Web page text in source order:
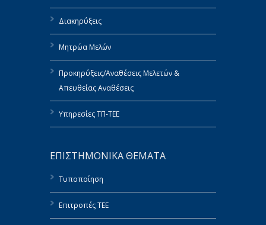
Διακηρύξεις
Μητρώα Μελών
Προκηρύξεις/Αναθέσεις Μελετών &
Απευθείας Αναθέσεις
Υπηρεσίες ΤΠ-ΤΕΕ
ΕΠΙΣΤΗΜΟΝΙΚΑ ΘΕΜΑΤΑ
Τυποποίηση
Επιτροπές ΤΕΕ